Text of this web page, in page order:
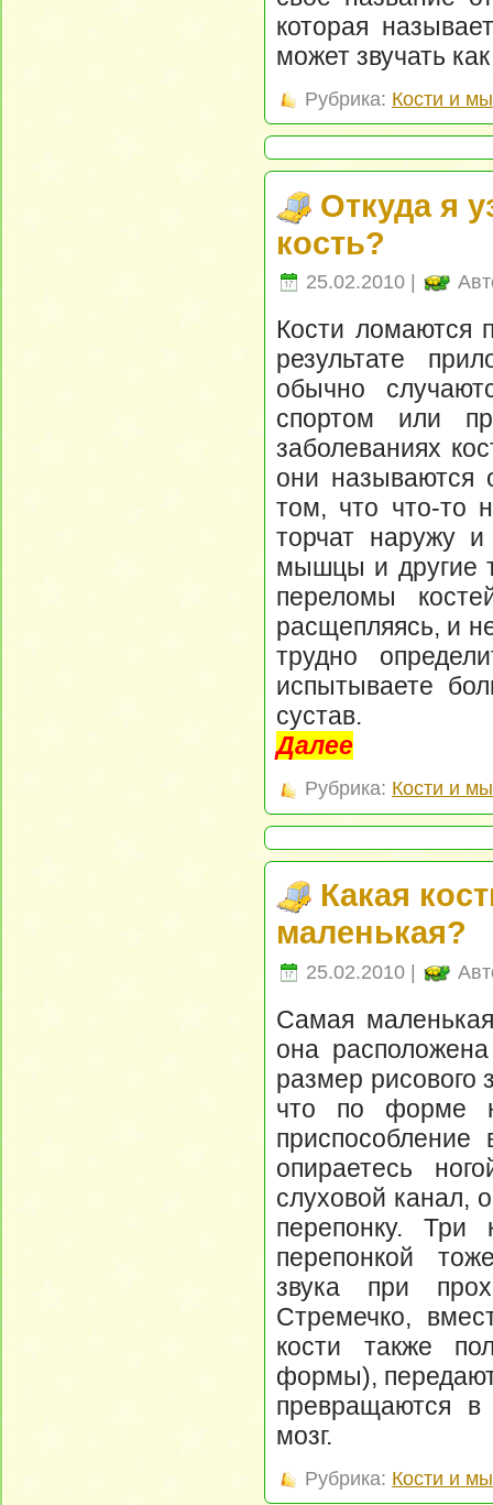
которая
может звучать
Рубрика: Кости и
Откуда я
кость?
25.02.2010 |
Кости ломаются
результате
обычно
спортом или
заболеваниях
они называются
том, что что-то
торчат наружу
мышцы и другие
переломы
расщепляясь, и
трудно
испытываете
сустав.
Далее
Рубрика: Кости и
Какая
маленькая?
25.02.2010 |
Самая
она
размер рисового
что по форме
опираетесь
слуховой канал,
перепонку. Три
перепонкой
звука при
Стремечко,
кости также
формы), передают
превращаются
мозг.
Рубрика: Кости и